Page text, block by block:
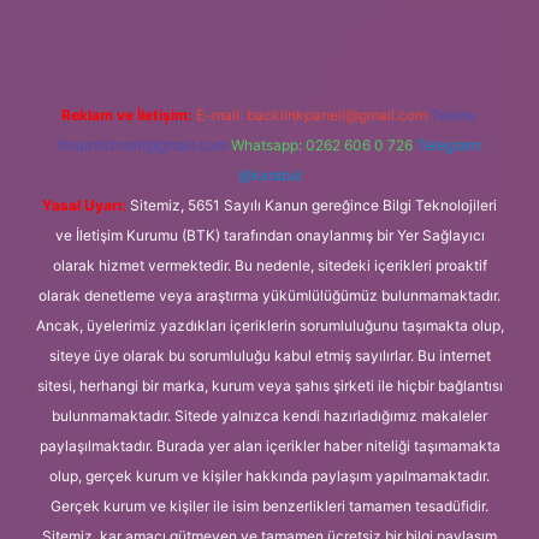
Reklam ve İletişim: E-mail: backlinkpaneli@gmail.com Teams:
forumhizmeti@gmail.com Whatsapp: 0262 606 0 726 Telegram:
@karabul
Yasal Uyarı: Sitemiz, 5651 Sayılı Kanun gereğince Bilgi Teknolojileri
ve İletişim Kurumu (BTK) tarafından onaylanmış bir Yer Sağlayıcı
olarak hizmet vermektedir. Bu nedenle, sitedeki içerikleri proaktif
olarak denetleme veya araştırma yükümlülüğümüz bulunmamaktadır.
Ancak, üyelerimiz yazdıkları içeriklerin sorumluluğunu taşımakta olup,
siteye üye olarak bu sorumluluğu kabul etmiş sayılırlar. Bu internet
sitesi, herhangi bir marka, kurum veya şahıs şirketi ile hiçbir bağlantısı
bulunmamaktadır. Sitede yalnızca kendi hazırladığımız makaleler
paylaşılmaktadır. Burada yer alan içerikler haber niteliği taşımamakta
olup, gerçek kurum ve kişiler hakkında paylaşım yapılmamaktadır.
Gerçek kurum ve kişiler ile isim benzerlikleri tamamen tesadüfidir.